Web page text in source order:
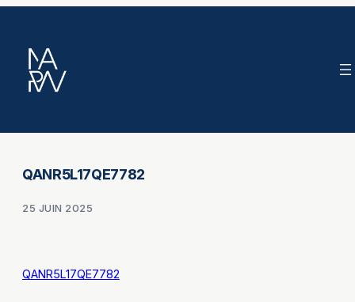
contenu
QANR5L17QE7782
25 JUIN 2025
QANR5L17QE7782